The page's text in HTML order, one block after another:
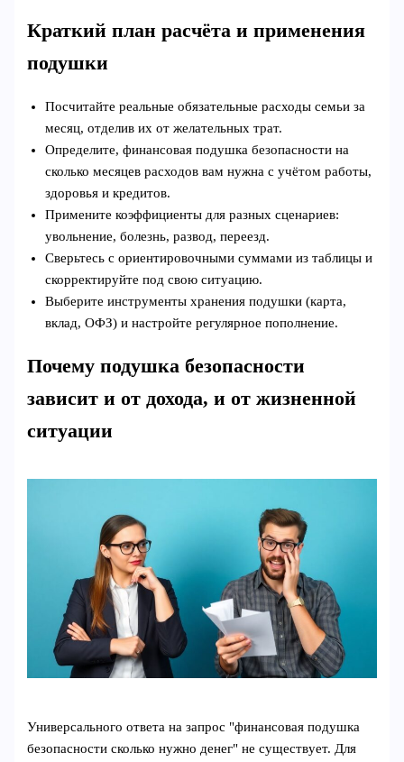
Краткий план расчёта и применения
подушки
Посчитайте реальные обязательные расходы семьи за
месяц, отделив их от желательных трат.
Определите, финансовая подушка безопасности на
сколько месяцев расходов вам нужна с учётом работы,
здоровья и кредитов.
Примените коэффициенты для разных сценариев:
увольнение, болезнь, развод, переезд.
Сверьтесь с ориентировочными суммами из таблицы и
скорректируйте под свою ситуацию.
Выберите инструменты хранения подушки (карта,
вклад, ОФЗ) и настройте регулярное пополнение.
Почему подушка безопасности
зависит и от дохода, и от жизненной
ситуации
Универсального ответа на запрос "финансовая подушка
безопасности сколько нужно денег" не существует. Для